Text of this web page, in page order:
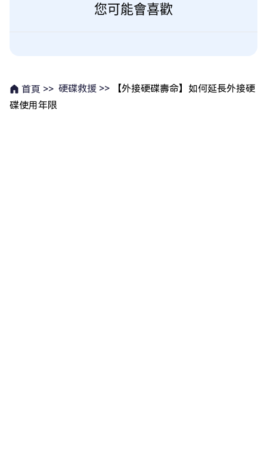
您可能會喜歡
首頁 >> 硬碟救援 >>
【外接硬碟壽命】如何延長外接硬
碟使用年限